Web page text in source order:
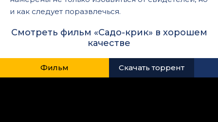
и как следует поразвлечься.
Смотреть фильм «Садо-крик» в хорошем
качестве
Фильм Скачать торрент